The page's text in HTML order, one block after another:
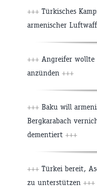
+++ Türkisches
armenischer
+++ Angreifer wollte
anzünden +++
+++ Baku will
Bergkarabach
dementiert +++
+++ Türkei bereit,
zu unterstützen +++